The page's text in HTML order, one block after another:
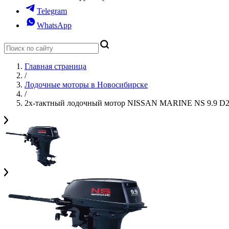
Telegram
WhatsApp
Главная страница
/
Лодочные моторы в Новосибирске
/
2х-тактный лодочный мотор NISSAN MARINE NS 9.9